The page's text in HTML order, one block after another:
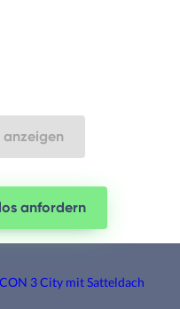
anfordern
3 City mit Satteldach